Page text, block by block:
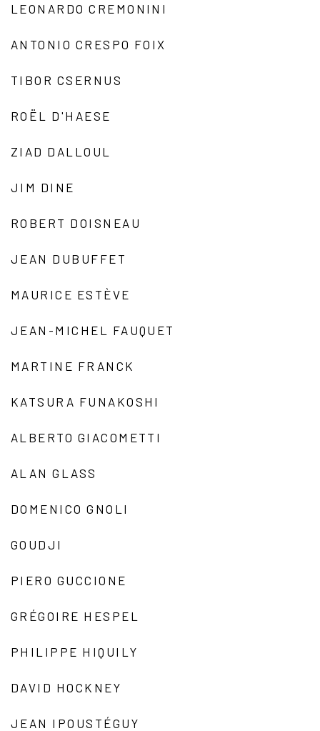
LEONARDO CREMONINI
ANTONIO CRESPO FOIX
TIBOR CSERNUS
ROËL D'HAESE
ZIAD DALLOUL
JIM DINE
ROBERT DOISNEAU
JEAN DUBUFFET
MAURICE ESTÈVE
JEAN-MICHEL FAUQUET
MARTINE FRANCK
KATSURA FUNAKOSHI
ALBERTO GIACOMETTI
ALAN GLASS
DOMENICO GNOLI
GOUDJI
PIERO GUCCIONE
GRÉGOIRE HESPEL
PHILIPPE HIQUILY
DAVID HOCKNEY
JEAN IPOUSTÉGUY